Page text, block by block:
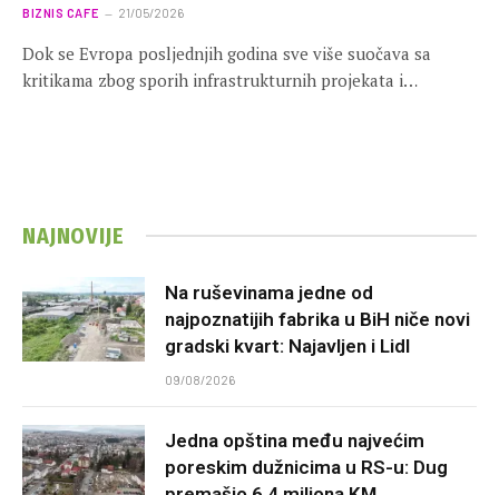
BIZNIS CAFE 21/05/2026
Dok se Evropa posljednjih godina sve više suočava sa
kritikama zbog sporih infrastrukturnih projekata i…
NAJNOVIJE
Na ruševinama jedne od
najpoznatijih fabrika u BiH niče novi
gradski kvart: Najavljen i Lidl
09/08/2026
Jedna opština među najvećim
poreskim dužnicima u RS-u: Dug